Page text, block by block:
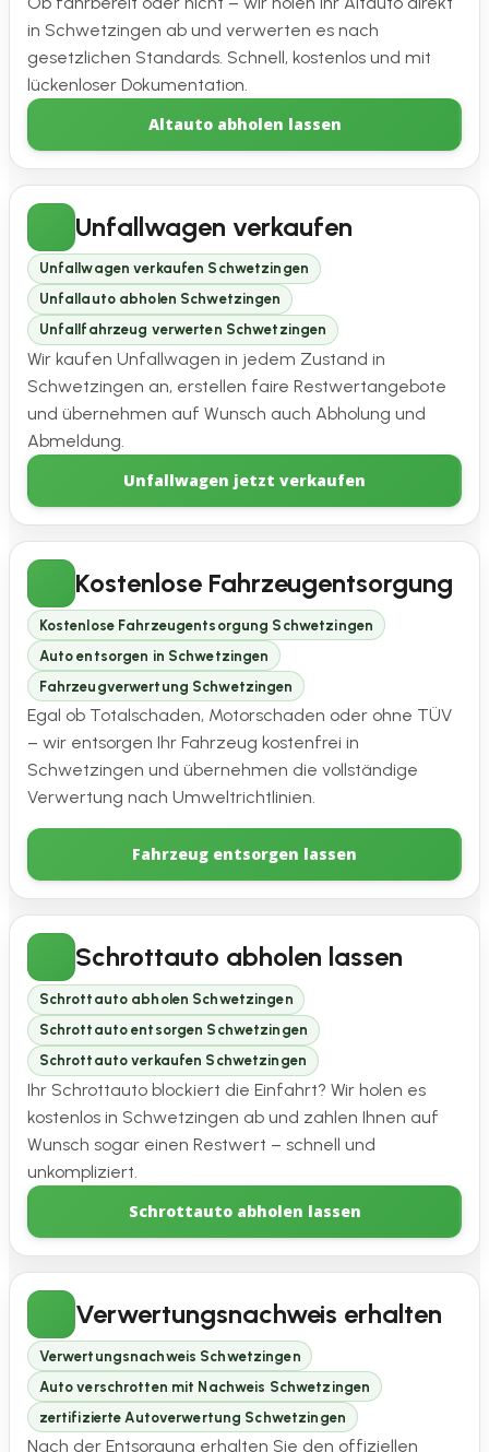
in Schwetzingen ab und verwerten es nach
gesetzlichen Standards. Schnell, kostenlos und mit
lückenloser Dokumentation.
Altauto abholen lassen
Unfallwagen verkaufen
Unfallwagen verkaufen Schwetzingen
Unfallauto abholen Schwetzingen
Unfallfahrzeug verwerten Schwetzingen
Wir kaufen Unfallwagen in jedem Zustand in
Schwetzingen an, erstellen faire Restwertangebote
und übernehmen auf Wunsch auch Abholung und
Abmeldung.
Unfallwagen jetzt verkaufen
Kostenlose Fahrzeugentsorgung
Kostenlose Fahrzeugentsorgung Schwetzingen
Auto entsorgen in Schwetzingen
Fahrzeugverwertung Schwetzingen
Egal ob Totalschaden, Motorschaden oder ohne TÜV
– wir entsorgen Ihr Fahrzeug kostenfrei in
Schwetzingen und übernehmen die vollständige
Verwertung nach Umweltrichtlinien.
Fahrzeug entsorgen lassen
Schrottauto abholen lassen
Schrottauto abholen Schwetzingen
Schrottauto entsorgen Schwetzingen
Schrottauto verkaufen Schwetzingen
Ihr Schrottauto blockiert die Einfahrt? Wir holen es
kostenlos in Schwetzingen ab und zahlen Ihnen auf
Wunsch sogar einen Restwert – schnell und
unkompliziert.
Schrottauto abholen lassen
Verwertungsnachweis erhalten
Verwertungsnachweis Schwetzingen
Auto verschrotten mit Nachweis Schwetzingen
zertifizierte Autoverwertung Schwetzingen
Nach der Entsorgung erhalten Sie den offiziellen